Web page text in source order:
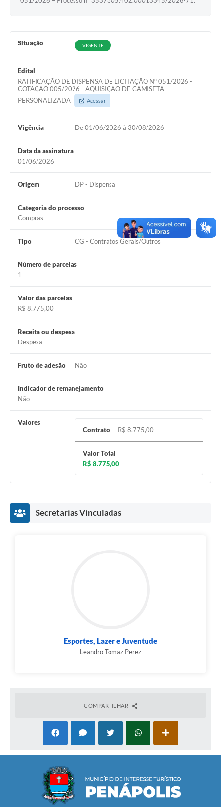
Situação VIGENTE
Edital
RATIFICAÇÃO DE DISPENSA DE LICITAÇÃO Nº 051/2026 -
COTAÇÃO 005/2026 - AQUISIÇÃO DE CAMISETA
PERSONALIZADA
Acessar
Vigência De 01/06/2026 à 30/08/2026
Data da assinatura
01/06/2026
Origem DP - Dispensa
Categoria do processo
Compras
Tipo CG - Contratos Gerais/Outros
Número de parcelas
1
Valor das parcelas
R$ 8.775,00
Receita ou despesa
Despesa
Fruto de adesão Não
Indicador de remanejamento
Não
Valores
Contrato
R$ 8.775,00
Valor Total
R$ 8.775,00
Secretarias Vinculadas
Esportes, Lazer e Juventude
Leandro Tomaz Perez
COMPARTILHAR